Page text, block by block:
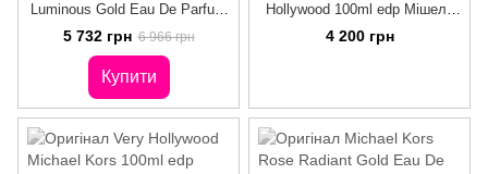
Luminous Gold Eau De Parfum
100ml Духи Майкл Корс Вайт
Лумінас Голд
5 732 грн 6 966 грн
Купити
Hollywood 100ml edp Мішель
Корс Вері Голлівуд
4 200 грн